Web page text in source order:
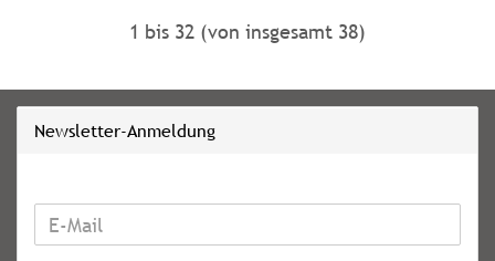
1 bis 32 (von insgesamt 38)
Newsletter-Anmeldung
WEITER
ZUR
E-